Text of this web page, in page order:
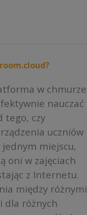
w chmurze
nauczać
tego, czy
uczniów
miejscu,
oni w zajęciach
z Internetu.
między różnymi
dla różnych